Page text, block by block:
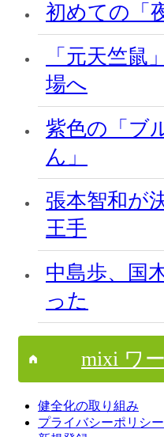
初めての「
「元天竺鼠
場へ
紫色の「ブ
ん」
張本智和が
王手
中島歩、国
った
mixi ワ
健全化の取り組み
プライバシーポリシー